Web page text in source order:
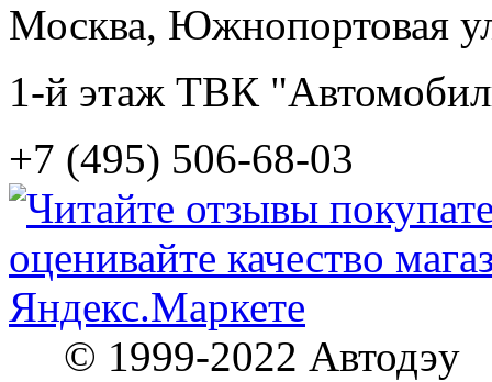
Москва, Южнопортовая
1-й этаж ТВК
+7 (495) 506-68-03
© 1999-2022 Автодэу